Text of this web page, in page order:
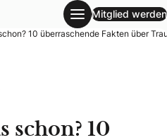
Fakten über
Mitglied werden
10 überraschende Fakten über
schon? 10